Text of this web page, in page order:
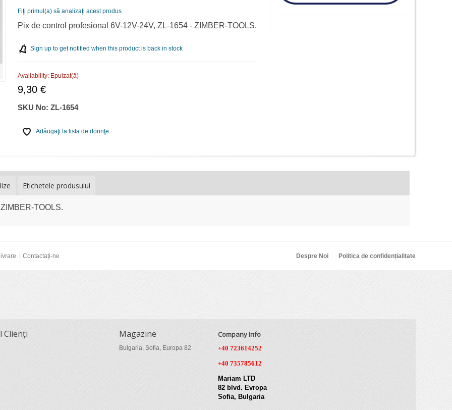
Fiţi primul(a) să analizaţi acest produs
Pix de control profesional 6V-12V-24V, ZL-1654 - ZIMBER-TOOLS.
Sign up to get notified when this product is back in stock
Availability: Epuizat(ă)
9,30 €
SKU No:ZL-1654
Adăugaţi la lista de dorinţe
Etichetele produsului
TOOLS.
Contactați-ne Despre Noi Politica de confidențialitate
Clienți Magazine
Bulgaria, Sofia, Europa 82
Company Info
+40 723614252
+40 735785612
Mariam LTD
82 blvd. Evropa
Sofia, Bulgaria